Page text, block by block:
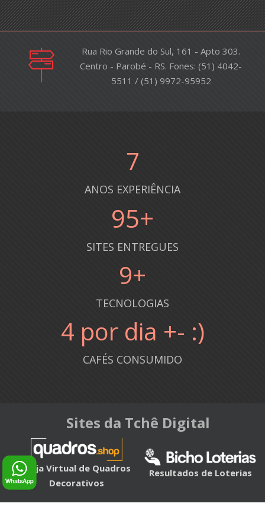
Rua Rio Grande do Sul, 161 - Apto 303.
Centro - Parobé - RS. Fones: (51) 4042-
5511 / (51) 9972-95952
8
ANOS EXPERIÊNCIA
100+
SITES ENTREGUES
10+
TECNOLOGIAS
5 por dia +- :)
CAFÉS CONSUMIDO
Sites da Tchê Digital
Loja Virtual de Quadros
Decorativos
Resultados de Loterias